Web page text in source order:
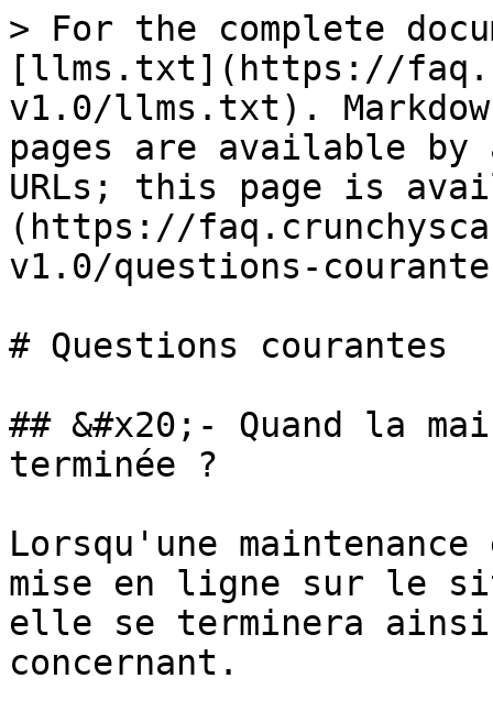
> For the complete
[llms.txt](https://
v1.0/llms.txt).
pages are available by
URLs; this page is
(https://
v1.0/questions-
# Questions courantes
## &#x20;- Quand la
terminée ?
Lorsqu'une
mise en ligne sur le
elle se terminera
concernant.